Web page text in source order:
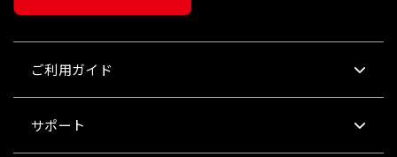
ご利用ガイド
サポート